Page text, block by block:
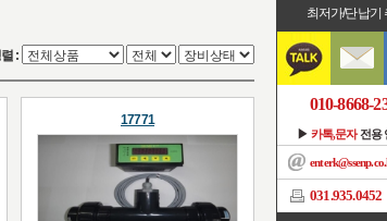
:
17771
최저가/단납기
010-8668-
▶ 카톡,문자전용
031.935.0452